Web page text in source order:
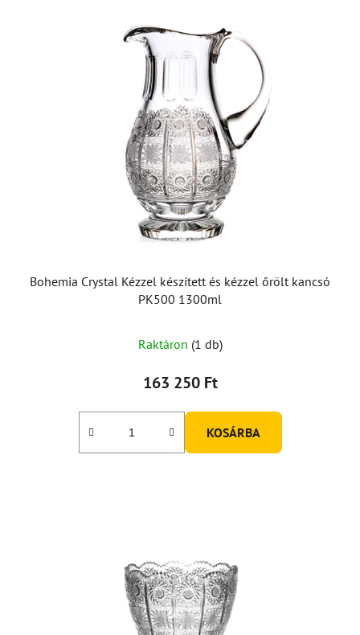
Bohemia Crystal Kézzel készített és kézzel őrölt kancsó
PK500 1300ml
Raktáron (1 db)
163 250 Ft
KOSÁRBA